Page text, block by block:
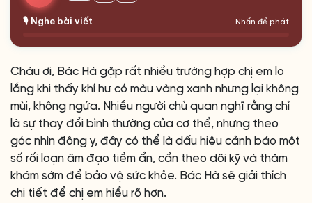
🎙️ Nghe bài viết Nhấn để phát
Cháu ơi, Bác Hà gặp rất nhiều trường hợp chị em lo
lắng khi thấy khí hư có màu vàng xanh nhưng lại không
mùi, không ngứa. Nhiều người chủ quan nghĩ rằng chỉ
là sự thay đổi bình thường của cơ thể, nhưng theo
góc nhìn đông y, đây có thể là dấu hiệu cảnh báo một
số rối loạn âm đạo tiềm ẩn, cần theo dõi kỹ và thăm
khám sớm để bảo vệ sức khỏe. Bác Hà sẽ giải thích
chi tiết để chị em hiểu rõ hơn.